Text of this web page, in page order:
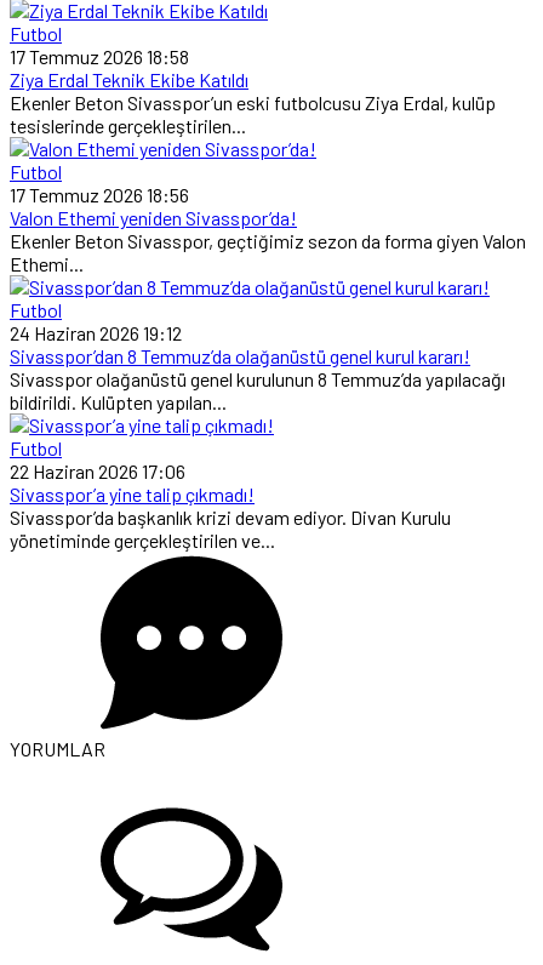
Futbol
17 Temmuz 2026 18:58
Ziya Erdal Teknik Ekibe Katıldı
Ekenler Beton Sivasspor’un eski futbolcusu Ziya Erdal, kulüp
tesislerinde gerçekleştirilen...
Futbol
17 Temmuz 2026 18:56
Valon Ethemi yeniden Sivasspor’da!
Ekenler Beton Sivasspor, geçtiğimiz sezon da forma giyen Valon
Ethemi...
Futbol
24 Haziran 2026 19:12
Sivasspor’dan 8 Temmuz’da olağanüstü genel kurul kararı!
Sivasspor olağanüstü genel kurulunun 8 Temmuz’da yapılacağı
bildirildi. Kulüpten yapılan...
Futbol
22 Haziran 2026 17:06
Sivasspor’a yine talip çıkmadı!
Sivasspor’da başkanlık krizi devam ediyor. Divan Kurulu
yönetiminde gerçekleştirilen ve...
YORUMLAR